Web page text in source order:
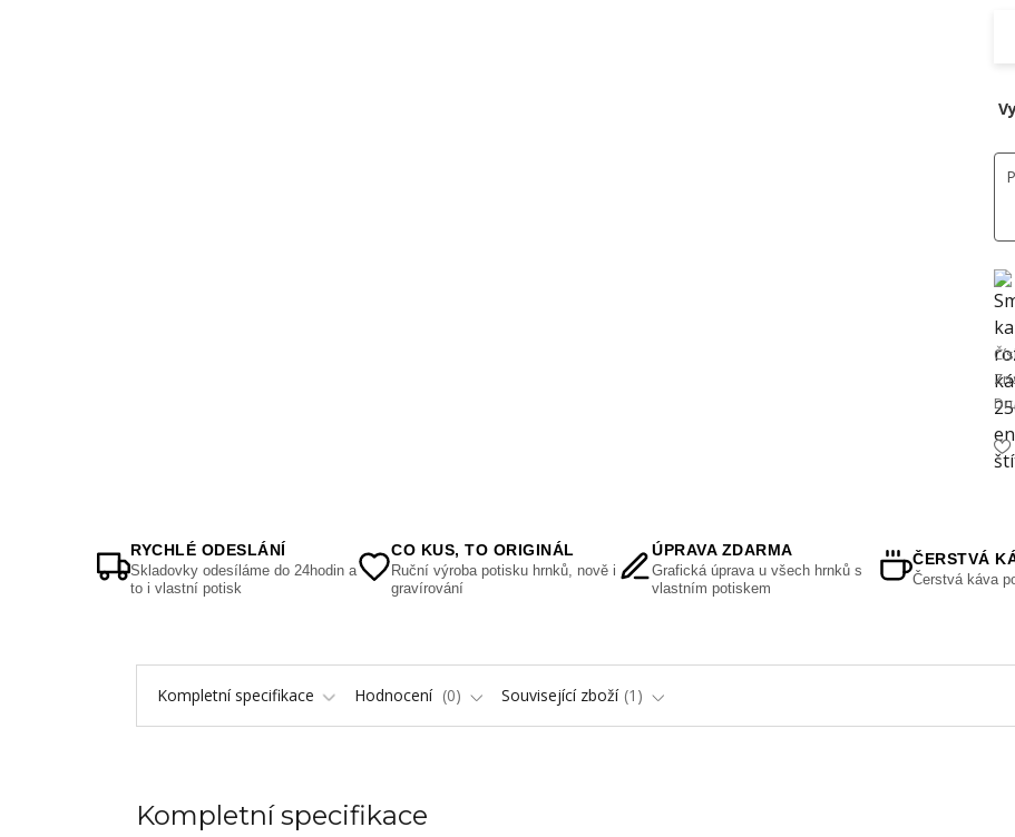
RYCHLÉ ODESLÁNÍ
Skladovky odesíláme do 24hodin a
to i vlastní potisk
CO KUS, TO ORIGINÁL
Ruční výroba potisku hrnků, nově i
gravírování
ÚPRAVA ZDARMA
Grafická úprava u všech hrnků s
vlastním potiskem
ČERSTVÁ
Čerstvá káva
Kompletní specifikace Hodnocení 0 Související zboží 1
Kompletní specifikace